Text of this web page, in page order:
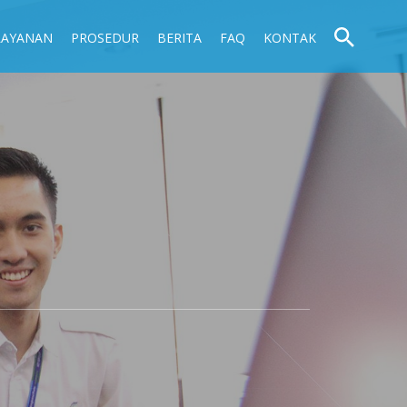
PROSEDUR BERITA FAQ KONTAK